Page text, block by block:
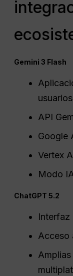
Gemini 3 Flash
API
Google
Vertex
Modo
ChatGPT 5.2
Interfaz
Acceso